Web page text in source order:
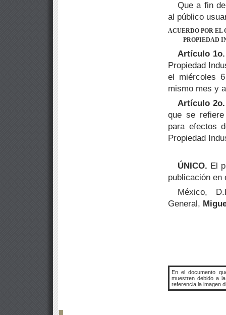
Que a fin
al público
ACUERDO POR EL
PROPIEDAD
Artículo 1o.
Propiedad
el miércoles
mismo mes y
Artículo 2o.
que se
para efectos
Propiedad
ÚNICO. El
publicación en
México,
General,
En el documento
muestren debido a
referencia la imagen